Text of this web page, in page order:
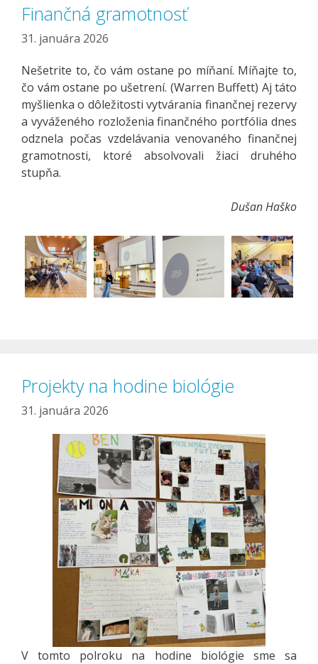
Finančná gramotnosť
31. januára 2026
Nešetrite to, čo vám ostane po míňaní. Míňajte to,
čo vám ostane po ušetrení. (Warren Buffett) Aj táto
myšlienka o dôležitosti vytvárania finančnej rezervy
a vyváženého rozloženia finančného portfólia dnes
odznela počas vzdelávania venovaného finančnej
gramotnosti, ktoré absolvovali žiaci druhého
stupňa.
Dušan Haško
Projekty na hodine biológie
31. januára 2026
V tomto polroku na hodine biológie sme sa